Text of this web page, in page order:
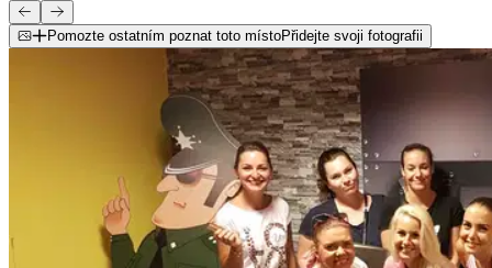
Pomozte ostatním poznat toto místoPřidejte svoji fotografii